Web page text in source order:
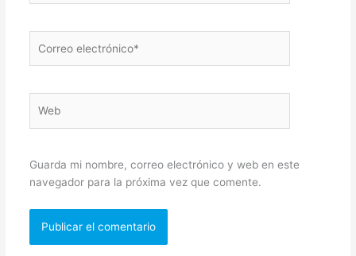
electrónico*
Guarda mi nombre, correo electrónico y web en este
navegador para la próxima vez que comente.